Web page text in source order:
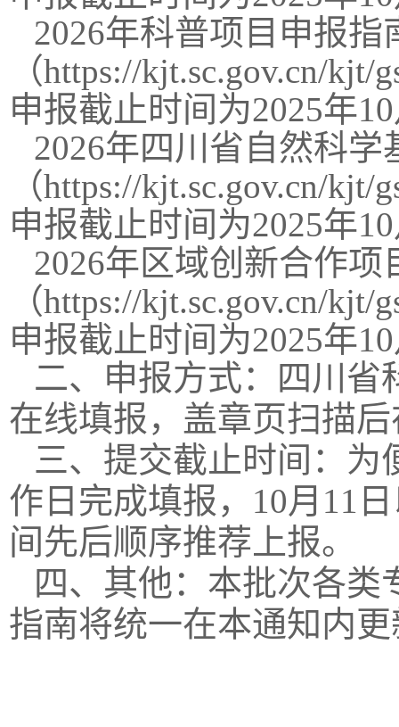
2026年科普项目申报指
（https://kjt.sc.gov.cn/kjt/
申报截止时间为2025年
2026年四川省自然科
（https://kjt.sc.gov.cn/kjt/
申报截止时间为2025年
2026年区域创新合作
（https://kjt.sc.gov.cn/kjt/
申报截止时间为2025年
二、申报方式：四川省
在线填报，盖章页扫描
三、提交截止时间：为
作日完成填报，10月11
间先后顺序推荐上报。
四、其他：本批次各
指南将统一在本通知内